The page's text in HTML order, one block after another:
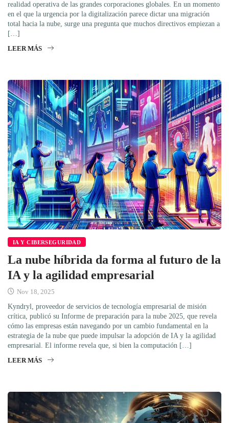
realidad operativa de las grandes corporaciones globales. En un momento
en el que la urgencia por la digitalización parece dictar una migración
total hacia la nube, surge una pregunta que muchos directivos empiezan a
[…]
LEER MÁS
IA Y CIBERSEGURIDAD
La nube híbrida da forma al futuro de la
IA y la agilidad empresarial
Nov 18, 2025
Kyndryl, proveedor de servicios de tecnología empresarial de misión
crítica, publicó su Informe de preparación para la nube 2025, que revela
cómo las empresas están navegando por un cambio fundamental en la
estrategia de la nube que puede impulsar la adopción de IA y la agilidad
empresarial. El informe revela que, si bien la computación […]
LEER MÁS